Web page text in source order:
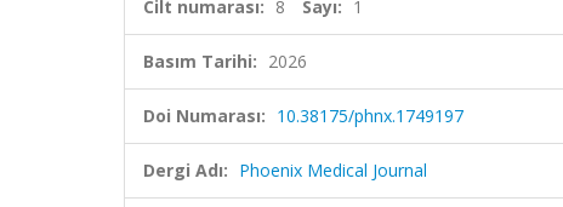
Cilt numarası: 8 Sayı: 1
Basım Tarihi: 2026
Doi Numarası: 10.38175/phnx.1749197
Dergi Adı: Phoenix Medical Journal